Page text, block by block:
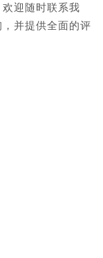
迎随时联系我
并提供全面的评